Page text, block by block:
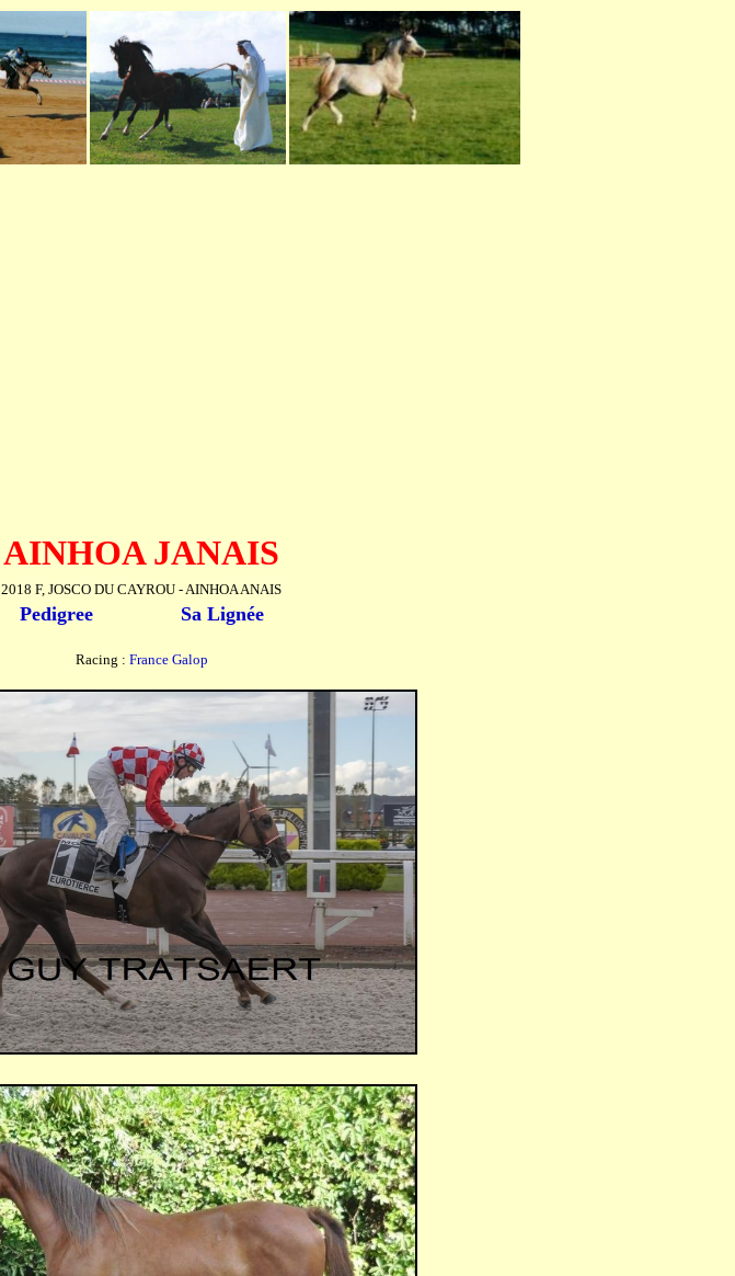
AINHOA JANAIS
2018 F, JOSCO DU CAYROU - AINHOA ANAIS
Pedigree Sa Lignée
Racing : France Galop